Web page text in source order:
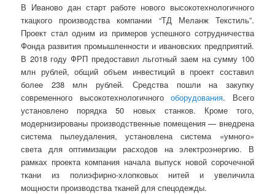
В Иваново дан старт работе нового высокотехнологичного
ткацкого производства компании “ТД Меланж Текстиль”.
Проект стал одним из примеров успешного сотрудничества
Фонда развития промышленности и ивановских предприятий.
В 2018 году ФРП предоставил льготный заем на сумму 100
млн рублей, общий объем инвестиций в проект составил
более 238 млн рублей. Средства пошли на закупку
современного высокотехнологичногооборудования. Всего
установлено порядка 50 новых станков. Кроме того,
модернизированы производственные помещения — внедрена
система пылеудаления, установлена система «умного»
света для оптимизации расходов на электроэнергию. В
рамках проекта компания начала выпуск новой сорочечной
ткани из полиэфирно-хлопковых нитей и увеличила
мощности производства тканей для спецодежды.